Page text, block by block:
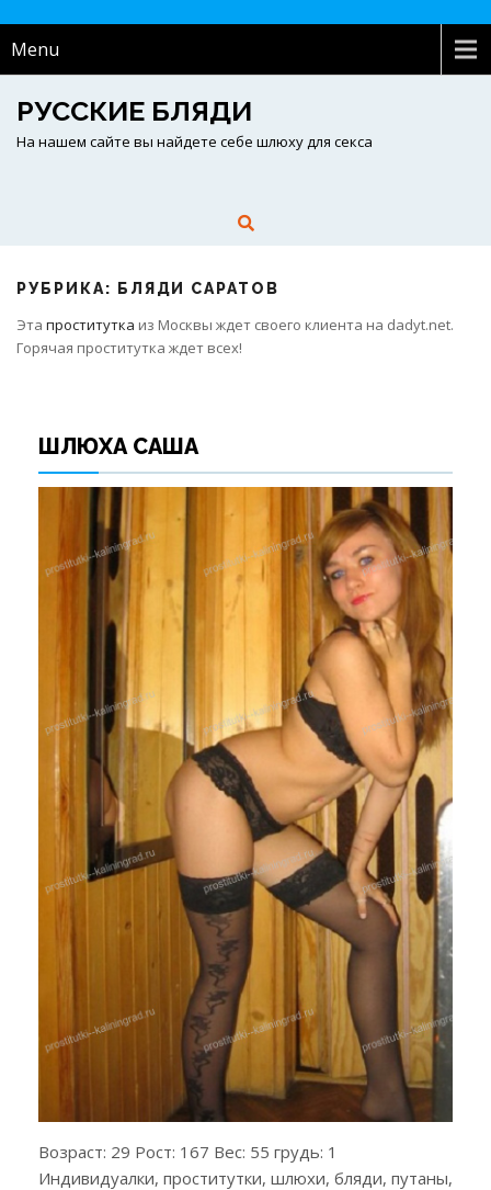
Menu
РУССКИЕ БЛЯДИ
На нашем сайте вы найдете себе шлюху для секса
РУБРИКА: БЛЯДИ САРАТОВ
Эта проститутка из Москвы ждет своего клиента на dadyt.net.
Горячая проститутка ждет всех!
ШЛЮХА САША
Возраст: 29 Рост: 167 Вес: 55 грудь: 1
Индивидуалки, проститутки, шлюхи, бляди, путаны,